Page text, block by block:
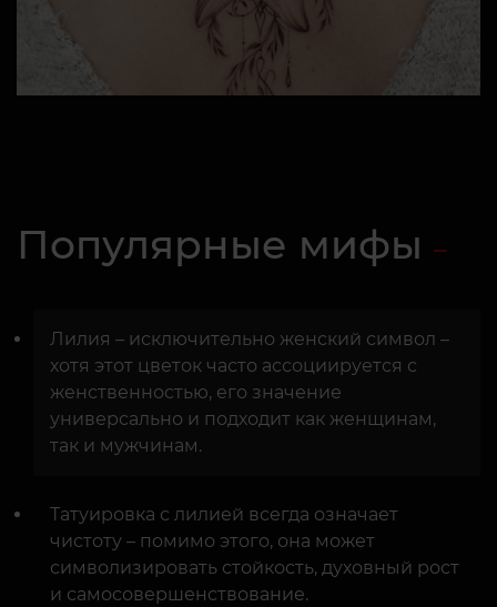
Популярные мифы
Лилия – исключительно женский символ –
хотя этот цветок часто ассоциируется с
женственностью, его значение
универсально и подходит как женщинам,
так и мужчинам.
Татуировка с лилией всегда означает
чистоту – помимо этого, она может
символизировать стойкость, духовный рост
и самосовершенствование.